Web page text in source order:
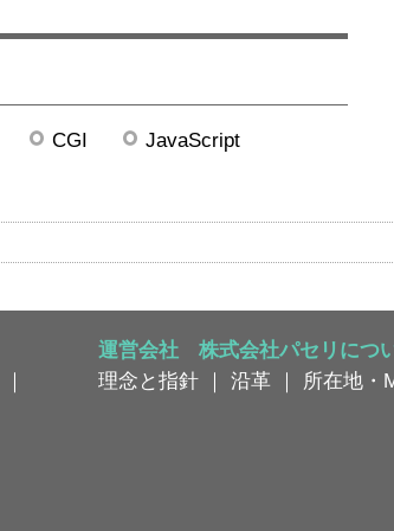
CGI JavaScript
｜
運営会社 株式会社パセリにつ
理念と指針｜ 沿革｜ 所在地・